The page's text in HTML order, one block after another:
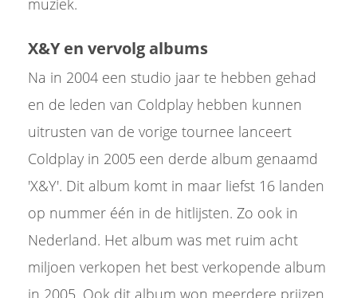
muziek.
X&Y en vervolg albums
Na in 2004 een studio jaar te hebben gehad
en de leden van Coldplay hebben kunnen
uitrusten van de vorige tournee lanceert
Coldplay in 2005 een derde album genaamd
'X&Y'. Dit album komt in maar liefst 16 landen
op nummer één in de hitlijsten. Zo ook in
Nederland. Het album was met ruim acht
miljoen verkopen het best verkopende album
in 2005. Ook dit album won meerdere prijzen